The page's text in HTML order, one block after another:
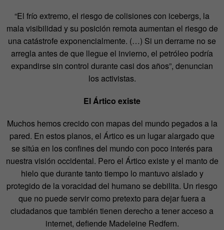
“El frío extremo, el riesgo de colisiones con icebergs, la
mala visibilidad y su posición remota aumentan el riesgo de
una catástrofe exponencialmente. (…) Si un derrame no se
arregla antes de que llegue el invierno, el petróleo podría
expandirse sin control durante casi dos años”, denuncian
los activistas.
El Ártico existe
Muchos hemos crecido con mapas del mundo pegados a la
pared. En estos planos, el Ártico es un lugar alargado que
se sitúa en los confines del mundo con poco interés para
nuestra visión occidental. Pero el Ártico existe y el manto de
hielo que durante tanto tiempo lo mantuvo aislado y
protegido de la voracidad del humano se debilita. Un riesgo
que no puede servir como pretexto para dejar fuera a
ciudadanos que también tienen derecho a tener acceso a
internet, defiende Madeleine Redfern.